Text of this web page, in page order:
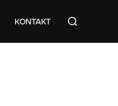
KONTAKT
Suchen